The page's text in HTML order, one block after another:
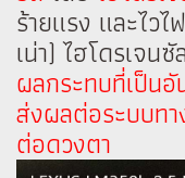
ร้ายแรง และไว
เน่า) ไฮโดรเจน
ผลกระทบที่เป็น
ส่งผลต่อระบบทา
ต่อดวงตา